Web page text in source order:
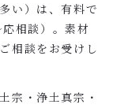
い）は、有料で
相談）。素材
相談をお受けし
宗・浄土真宗・